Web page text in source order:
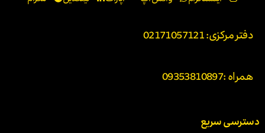
دفتر مرکزی: 02171057121
همراه :09353810897
دسترسی سریع